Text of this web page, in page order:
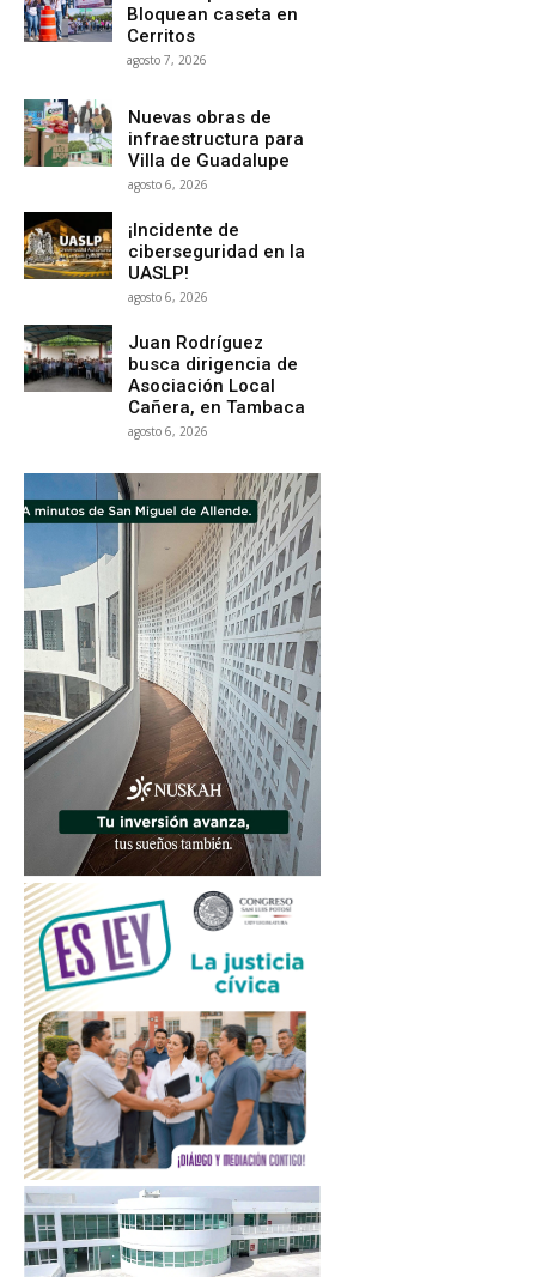
Bloquean caseta en
Cerritos
agosto 7, 2026
Nuevas obras de
infraestructura para
Villa de Guadalupe
agosto 6, 2026
¡Incidente de
ciberseguridad en la
UASLP!
agosto 6, 2026
Juan Rodríguez
busca dirigencia de
Asociación Local
Cañera, en Tambaca
agosto 6, 2026